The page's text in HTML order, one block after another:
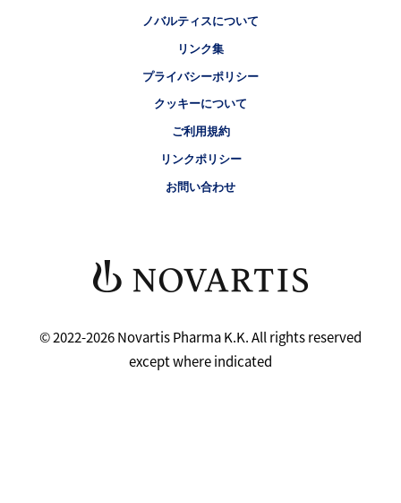
Legal [Footer Second]ノバルティスについて
リンク集
プライバシーポリシー
クッキーについて
ご利用規約
リンクポリシー
お問い合わせ
© 2022-2026 Novartis Pharma K.K. All rights reserved
except where indicated